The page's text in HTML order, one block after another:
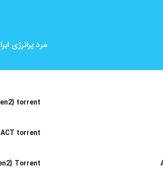
مرد پرانرژی
torrent
ACT torrent
Torrent